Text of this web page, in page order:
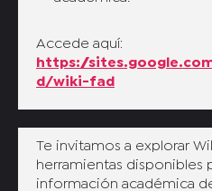
Accede aquí:
https://
d/wiki-fad
Te invitamos a explorar
herramientas disponibles
información académica